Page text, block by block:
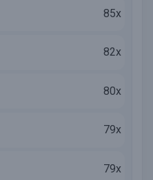
85x
82x
80x
79x
79x